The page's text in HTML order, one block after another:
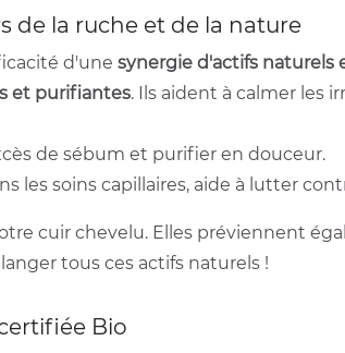
de la ruche et de la nature
d'une synergie d'actifs naturels
et purifiantes. Ils aident à calmer les
de sébum et purifier en douceur.
les soins capillaires, aide à lutter
cuir chevelu. Elles préviennent
tous ces actifs naturels !
Bio